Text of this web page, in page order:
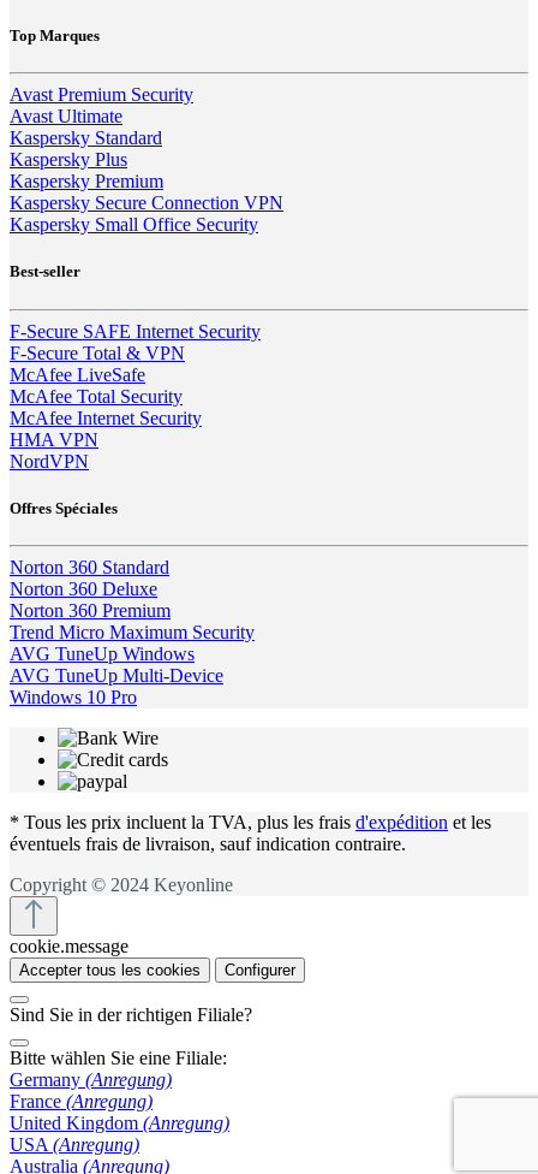
Top Marques
Avast Premium Security
Avast Ultimate
Kaspersky Standard
Kaspersky Plus
Kaspersky Premium
Kaspersky Secure Connection VPN
Kaspersky Small Office Security
Best-seller
F-Secure SAFE Internet Security
F-Secure Total & VPN
McAfee LiveSafe
McAfee Total Security
McAfee Internet Security
HMA VPN
NordVPN
Offres Spéciales
Norton 360 Standard
Norton 360 Deluxe
Norton 360 Premium
Trend Micro Maximum Security
AVG TuneUp Windows
AVG TuneUp Multi-Device
Windows 10 Pro
* Tous les prix incluent la TVA, plus les frais d'expédition et les
éventuels frais de livraison, sauf indication contraire.
Copyright © 2024 Keyonline
cookie.message
Accepter tous les cookies Configurer
Sind Sie in der richtigen Filiale?
Bitte wählen Sie eine Filiale:
Germany (Anregung)
France (Anregung)
United Kingdom (Anregung)
USA (Anregung)
Australia (Anregung)